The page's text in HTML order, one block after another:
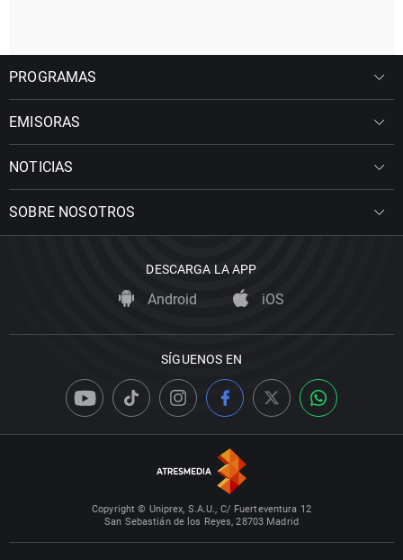
PROGRAMAS
EMISORAS
NOTICIAS
SOBRE NOSOTROS
DESCARGA LA APP
Android iOS
SÍGUENOS EN
Copyright © Uniprex, S.A.U., C/ Fuerteventura 12
San Sebastián de los Reyes, 28703 Madrid